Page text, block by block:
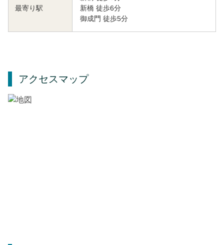
最寄り駅
新橋 徒歩6分
御成門 徒歩5分
アクセスマップ